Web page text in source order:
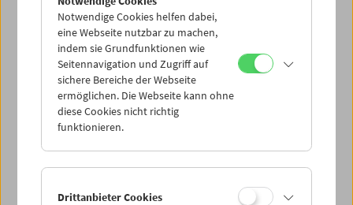
Nachmittagskino
Nach Ilse Aichinger
Notwendige Cookies helfen dabei,
eine Webseite nutzbar zu machen,
indem sie Grundfunktionen wie
Seitennavigation und Zugriff auf
sichere Bereiche der Webseite
ermöglichen. Die Webseite kann ohne
diese Cookies nicht richtig
funktionieren.
Drittanbieter Cookies